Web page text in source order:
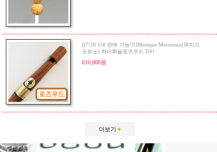
[[7/28 1대 판매 가능!]!]Musique Morneaux(뮤지끄
모르노) 하이휘슬로즈우드 D키
610,000원
더보기